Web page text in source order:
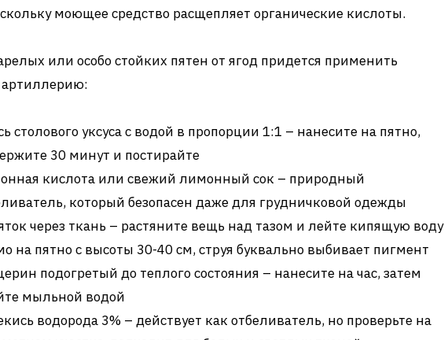
моющее средство расщепляет органические кислоты.
или особо стойких пятен от ягод придется применить
столового уксуса с водой в пропорции 1:1 – нанесите на пятно,
30 минут и постирайте
кислота или свежий лимонный сок – природный
который безопасен даже для грудничковой одежды
через ткань – растяните вещь над тазом и лейте кипящую воду
на пятно с высоты 30-40 см, струя буквально выбивает пигмент
подогретый до теплого состояния – нанесите на час, затем
мыльной водой
водорода 3% – действует как отбеливатель, но проверьте на